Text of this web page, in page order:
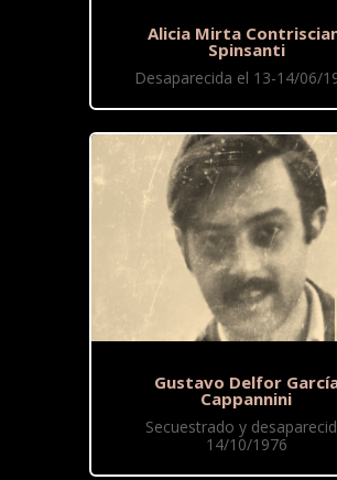
Alicia Mirta
Spinsanti
Desaparecida el 13-14/06/
Gustavo Delfor
Cappannini
Secuestrado y
14/10/1976